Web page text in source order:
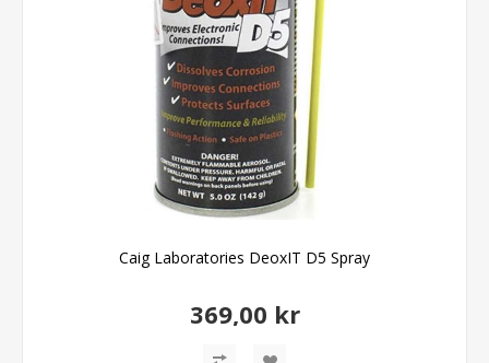
Caig Laboratories DeoxIT D5 Spray
369,00 kr